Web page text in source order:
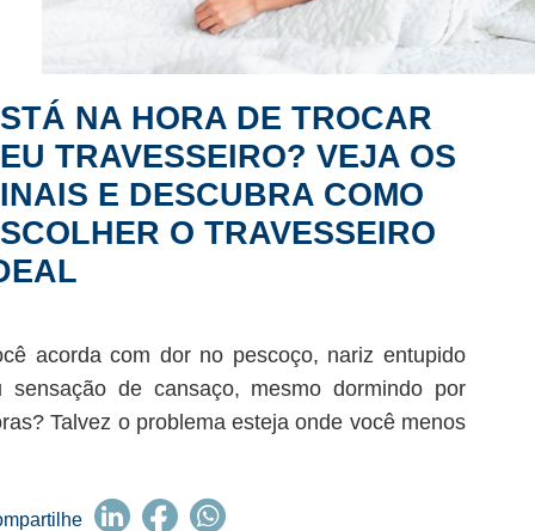
NA HORA DE TROCAR
TRAVESSEIRO? VEJA OS
E DESCUBRA COMO
O TRAVESSEIRO
acorda com dor no pescoço, nariz entupido
sensação de cansaço, mesmo dormindo por
Talvez o problema esteja onde você menos